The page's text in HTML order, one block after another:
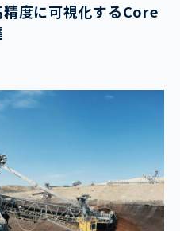
度に可視化するCore